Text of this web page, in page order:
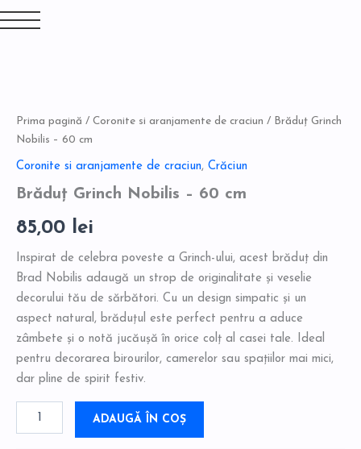
Skip
to
Prima pagină / Coronite si aranjamente de craciun / Brăduț Grinch
Nobilis – 60 cm
Coronite si aranjamente de craciun, Crăciun
Brăduț Grinch Nobilis – 60 cm
85,00 lei
Inspirat de celebra poveste a Grinch-ului, acest brăduț din
Brad Nobilis adaugă un strop de originalitate și veselie
decorului tău de sărbători. Cu un design simpatic și un
aspect natural, brăduțul este perfect pentru a aduce
zâmbete și o notă jucăușă în orice colț al casei tale. Ideal
pentru decorarea birourilor, camerelor sau spațiilor mai mici,
dar pline de spirit festiv.
Nobilis
-
cm
ADAUGĂ ÎN COȘ